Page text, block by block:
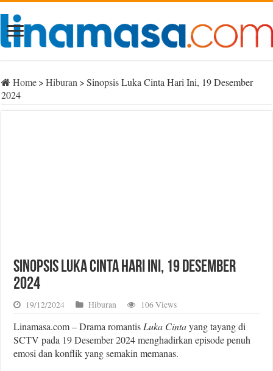
Home> Hiburan > Sinopsis Luka Cinta Hari Ini, 19 Desember
2024
Sinopsis Luka Cinta Hari Ini, 19 Desember
2024
19/12/2024 Hiburan 106 Views
Linamasa.com – Drama romantis Luka Cintayang tayang di
SCTV pada 19 Desember 2024 menghadirkan episode penuh
emosi dan konflik yang semakin memanas.